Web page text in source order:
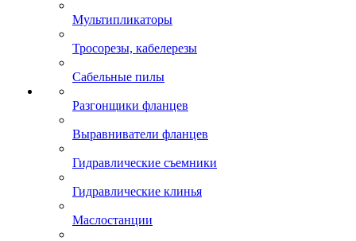
Мультипликаторы
Тросорезы, кабелерезы
Сабельные пилы
Разгонщики фланцев
Выравниватели фланцев
Гидравлические съемники
Гидравлические клинья
Маслостанции